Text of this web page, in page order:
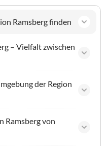
Ramsberg finden
– Vielfalt zwischen
der Region
Ramsberg von